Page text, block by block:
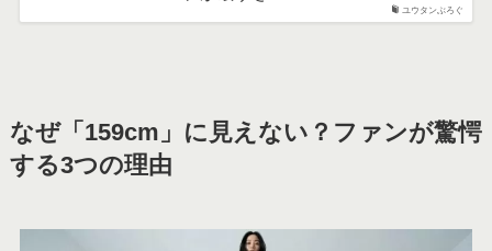
ユウタンぶろぐ
なぜ「159cm」に見えない？ファンが驚愕
する3つの理由